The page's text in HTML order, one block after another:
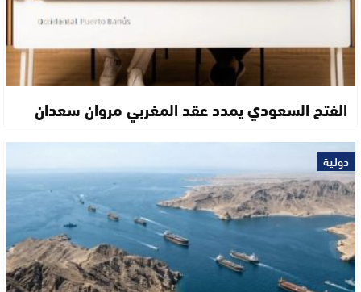
الفتح السعودي يمدد عقد المغربي مروان سعدان
دولية